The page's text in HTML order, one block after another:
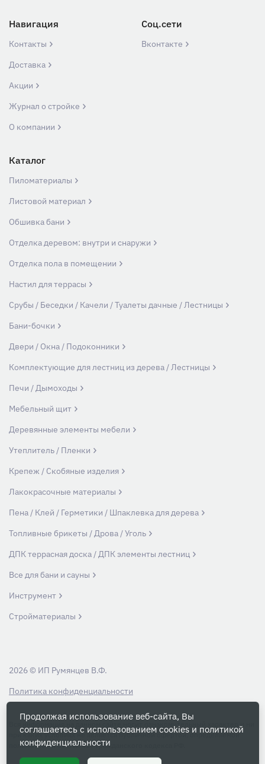
Навигация
Контакты
Доставка
Акции
Журнал о стройке
О компании
Соц.сети
Вконтакте
Каталог
Пиломатериалы
Листовой материал
Обшивка бани
Отделка деревом: внутри и снаружи
Отделка пола в помещении
Настил для террасы
Срубы / Беседки / Качели / Туалеты дачные / Лестницы
Бани-бочки
Двери / Окна / Подоконники
Комплектующие для лестниц из дерева / Лестницы
Печи / Дымоходы
Мебельный щит
Деревянные элементы мебели
Утеплитель / Пленки
Крепеж / Скобяные изделия
Лакокрасочные материалы
Пена / Клей / Герметики / Шпаклевка для дерева
Топливные брикеты / Дрова / Уголь
ДПК террасная доска / ДПК элементы лестниц
Все для бани и сауны
Инструмент
Стройматериалы
Вся информация на данном сайте носит ознакомительный характер и ни
при каких условиях не является публичной офертой, определяемой
положениями Статьи 437 Гражданского кодекса РФ.
Политика конфиденциальности
2026 © ИП Румянцев В.Ф.
Продолжая использование веб-сайта, Вы
соглашаетесь с использованием cookies и политикой
конфиденциальности